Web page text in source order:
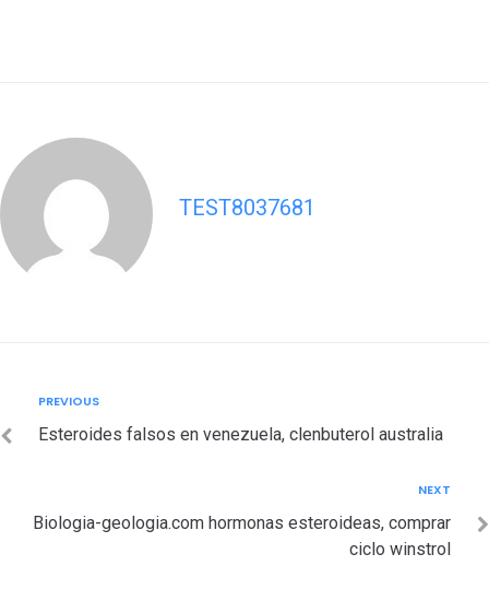
TEST8037681
navigation
Previous
PREVIOUS
Esteroides falsos en venezuela, clenbuterol australia
NEXT
Biologia-geologia.com hormonas esteroideas, comprar
ciclo winstrol